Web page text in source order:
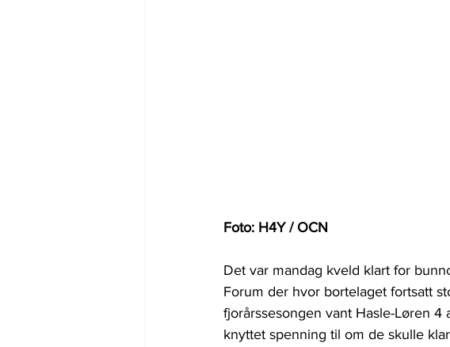
Foto: H4Y / OCN
Det var mandag kveld klart for
Forum der hvor bortelaget fortsatt
fjorårssesongen vant Hasle-Løren
knyttet spenning til om de skulle